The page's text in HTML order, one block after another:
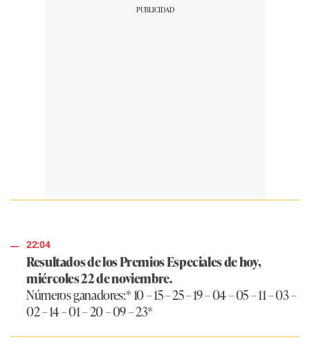
22:04
Resultados de los Premios Especiales de hoy,
miércoles 22 de noviembre.
Números ganadores:* 10 – 15 – 25 – 19 – 04 – 05 – 11 – 03 –
02 – 14 – 01 – 20 – 09 – 23*